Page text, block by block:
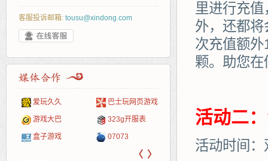
客服投诉邮箱: tousu@xindong.com
爱玩久久 巴士玩网页游戏
游戏大巴 323g开服表
盒子游戏 07073
腾讯游戏 新浪
新浪页游
pcgame 中华网
游侠网页游戏 40407
5617网游网
斗蟹网页游戏 游戏
4q5q游戏
〈 〉
里进行充
外，还都将
次充值额
颗。助您
活动二
活动时间